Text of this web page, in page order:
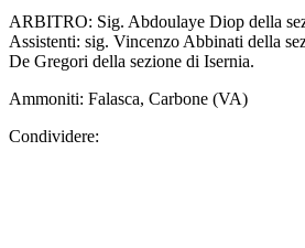
ARBITRO: Sig. Abdoulaye Diop della
Assistenti: sig. Vincenzo Abbinati della
De Gregori della sezione di Isernia.
Ammoniti: Falasca, Carbone (VA)
Condividere: